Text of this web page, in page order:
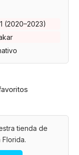
(2020–2023)
tienda de